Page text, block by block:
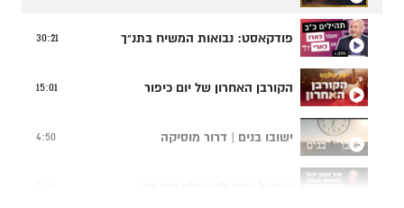
פודקאסט: נבואות המשיח בתנ"ך 30:21
הקורבן האחרון של יום כיפור 15:01
ישובו בנים | דרור מוסיקה 4:50